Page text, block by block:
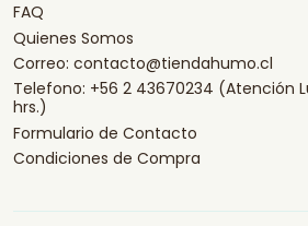
FAQ
Quienes Somos
Correo: contacto@tiendahumo.cl
Telefono: +56 2 43670234 (Atención
hrs.)
Formulario de Contacto
Condiciones de Compra